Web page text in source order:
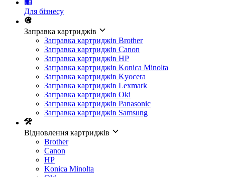
Для бізнесу
Заправка картриджів
Заправка картриджів Brother
Заправка картриджів Canon
Заправка картриджів HP
Заправка картриджів Konica Minolta
Заправка картриджів Kyocera
Заправка картриджів Lexmark
Заправка картриджів Oki
Заправка картриджів Panasonic
Заправка картриджів Samsung
Відновлення картриджів
Brother
Canon
HP
Konica Minolta